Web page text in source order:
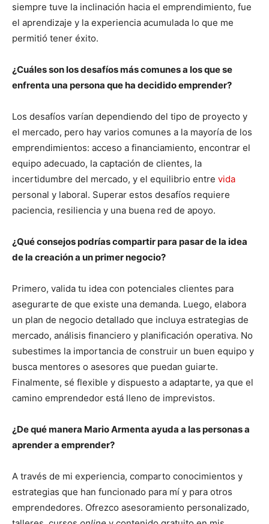
siempre tuve la inclinación hacia el emprendimiento, fue
el aprendizaje y la experiencia acumulada lo que me
permitió tener éxito.
¿Cuáles son los desafíos más comunes a los que se
enfrenta una persona que ha decidido emprender?
Los desafíos varían dependiendo del tipo de proyecto y
el mercado, pero hay varios comunes a la mayoría de los
emprendimientos: acceso a financiamiento, encontrar el
equipo adecuado, la captación de clientes, la
incertidumbre del mercado, y el equilibrio entre vida
personal y laboral. Superar estos desafíos requiere
paciencia, resiliencia y una buena red de apoyo.
¿Qué consejos podrías compartir para pasar de la idea
de la creación a un primer negocio?
Primero, valida tu idea con potenciales clientes para
asegurarte de que existe una demanda. Luego, elabora
un plan de negocio detallado que incluya estrategias de
mercado, análisis financiero y planificación operativa. No
subestimes la importancia de construir un buen equipo y
busca mentores o asesores que puedan guiarte.
Finalmente, sé flexible y dispuesto a adaptarte, ya que el
camino emprendedor está lleno de imprevistos.
¿De qué manera Mario Armenta ayuda a las personas a
aprender a emprender?
A través de mi experiencia, comparto conocimientos y
estrategias que han funcionado para mí y para otros
emprendedores. Ofrezco asesoramiento personalizado,